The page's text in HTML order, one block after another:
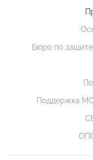
Бюро по
Поддержка